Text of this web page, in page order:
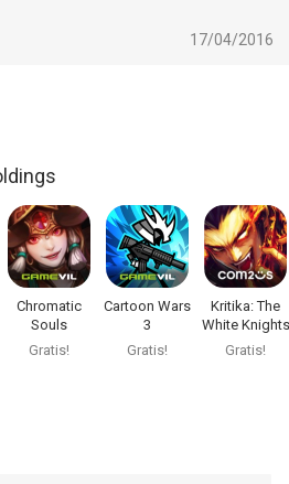
but that is not an option with this
are a bit limited. Still fun to
17/04/2016
Chromatic
Souls
Gratis!
Cartoon Wars
3
Gratis!
Kritika: The
White Knights
Gratis!